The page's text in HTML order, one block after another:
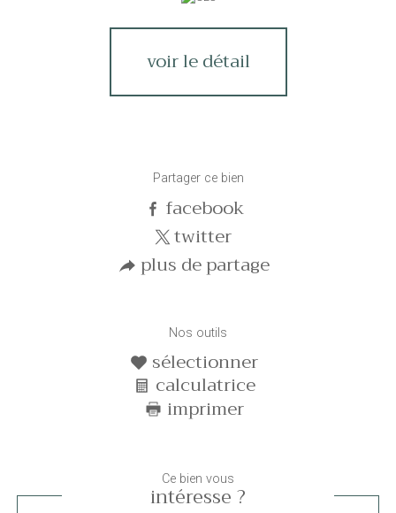
voir le détail
Partager ce bien
facebook
twitter
plus de partage
Nos outils
sélectionner
calculatrice
imprimer
Ce bien vous
intéresse ?